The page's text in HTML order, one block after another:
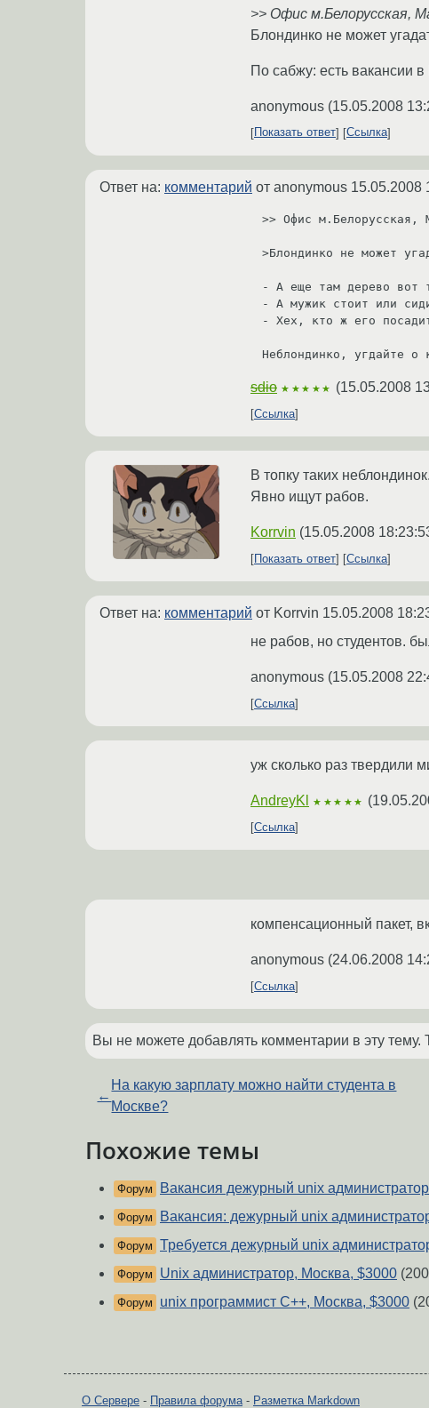
>> Офис м.Белорусская,
Блондинко не может
По сабжу: есть вакансии
anonymous (15.05.2008
Показать ответ Ссылка
Ответ на: комментарий от anonymous 15.05.2008
>> Офис м.Белорусская,
>Блондинко не может
- А еще там дерево вот
- А мужик стоит или
- Хех, кто ж его
Неблондинко, угдайте
sdio ★★★★★ (15.05.2008
Ссылка
В топку таких неблондинок.
Явно ищут рабов.
Korrvin (15.05.2008
Показать ответ Ссылка
Ответ на: комментарий от Korrvin 15.05.2008
не рабов, но студентов.
anonymous (15.05.2008
Ссылка
уж сколько раз твердили
AndreyKl ★★★★★ (
Ссылка
компенсационный пакет,
anonymous (24.06.2008
Ссылка
Вы не можете добавлять комментарии в эту
←
На какую зарплату можно найти студента в
Москве?
Похожие темы
Форум Вакансия дежурный unix администратор
Форум Вакансия: дежурный unix
Форум Требуется дежурный unix
Форум Unix администратор, Москва, $3000
Форум unix программист С++, Москва, $3000
О Сервере - Правила форума - Разметка Markdown